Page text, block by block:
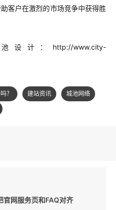
客户在激烈的市场竞争中获得胜
计：http://www.city-
？ 建站资讯
城池网络
官网服务页和FAQ对齐